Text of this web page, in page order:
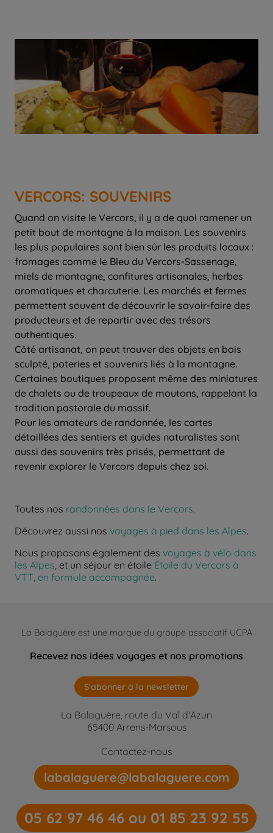
VERCORS: SOUVENIRS
Quand on visite le Vercors, il y a de quoi ramener un
petit bout de montagne à la maison. Les souvenirs
les plus populaires sont bien sûr les produits locaux :
fromages comme le Bleu du Vercors-Sassenage,
miels de montagne, confitures artisanales, herbes
aromatiques et charcuterie. Les marchés et fermes
permettent souvent de découvrir le savoir-faire des
producteurs et de repartir avec des trésors
authentiques.
Côté artisanat, on peut trouver des objets en bois
sculpté, poteries et souvenirs liés à la montagne.
Certaines boutiques proposent même des miniatures
de chalets ou de troupeaux de moutons, rappelant la
tradition pastorale du massif.
Pour les amateurs de randonnée, les cartes
détaillées des sentiers et guides naturalistes sont
aussi des souvenirs très prisés, permettant de
revenir explorer le Vercors depuis chez soi.
Toutes nos randonnées dans le Vercors.
Découvrez aussi nos voyages à pied dans les Alpes.
Nous proposons également des voyages à vélo dans
les Alpes, et un séjour en étoile Étoile du Vercors à
VTT, en formule accompagnée.
La Balaguère est une marque du groupe associatif UCPA
Recevez nos idées voyages et nos promotions
S'abonner à la newsletter
La Balaguère, route du Val d'Azun
65400 Arrens-Marsous
Contactez-nous
labalaguere@labalaguere.com
05 62 97 46 46 ou 01 85 23 92 55